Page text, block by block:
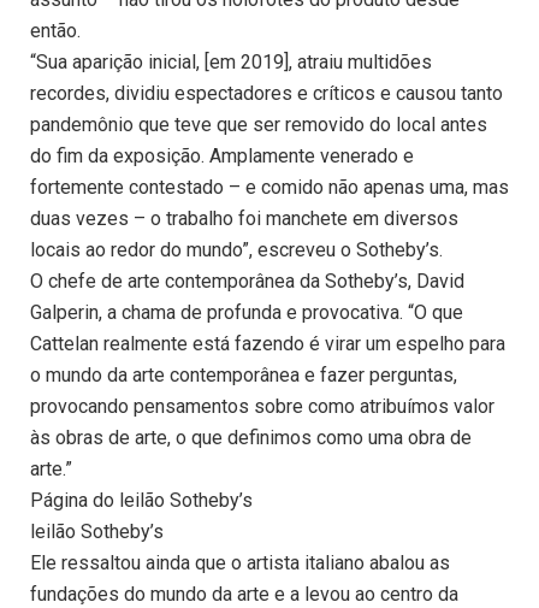
então.
“Sua aparição inicial, [em 2019], atraiu multidões
recordes, dividiu espectadores e críticos e causou tanto
pandemônio que teve que ser removido do local antes
do fim da exposição. Amplamente venerado e
fortemente contestado – e comido não apenas uma, mas
duas vezes – o trabalho foi manchete em diversos
locais ao redor do mundo”, escreveu o Sotheby’s.
O chefe de arte contemporânea da Sotheby’s, David
Galperin, a chama de profunda e provocativa. “O que
Cattelan realmente está fazendo é virar um espelho para
o mundo da arte contemporânea e fazer perguntas,
provocando pensamentos sobre como atribuímos valor
às obras de arte, o que definimos como uma obra de
arte.”
Página do leilão Sotheby’s
leilão Sotheby’s
Ele ressaltou ainda que o artista italiano abalou as
fundações do mundo da arte e a levou ao centro da